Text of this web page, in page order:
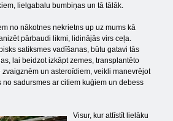
lielgabalu bumbiņas un tā tālāk.
no nākotnes nekrietns up uz mums kā
pārbaudi likmi, lidinājās virs ceļa.
satiksmes vadīšanas, būtu gatavi tās
lai beidzot izkāpt zemes, transplantēto
un asteroīdiem, veikli manevrējot
no sadursmes ar citiem kuģiem un debess
Visur, kur attīstīt lielāku